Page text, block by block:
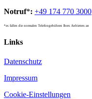
Notruf*: +49 174 770 3000
*es fallen die normalen Telefongebühren Ihres Anbieters an
Links
Datenschutz
Impressum
Cookie-Einstellungen